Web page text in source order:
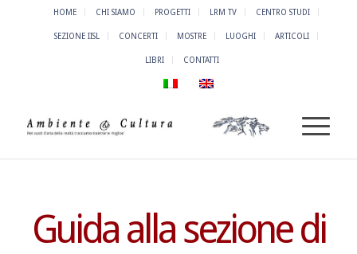
HOME CHI SIAMO PROGETTI LRM TV CENTRO STUDI
SEZIONE IISL CONCERTI MOSTRE LUOGHI ARTICOLI
LIBRI CONTATTI
Guida alla sezione di